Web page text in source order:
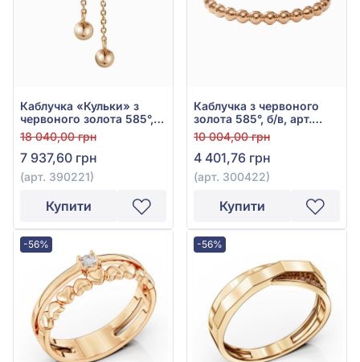
Каблучка «Кульки» з
червоного золота 585°,
арт. 390221
18 040,00 грн
7 937,60 грн
(арт. 390221)
Купити
Каблучка з червоного
золота 585°, б/в, арт.
300422
10 004,00 грн
4 401,76 грн
(арт. 300422)
Купити
-56% -56%